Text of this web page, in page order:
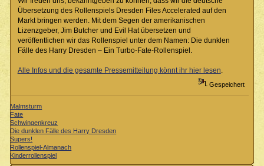
Übersetzung des Rollenspiels Dresden Files Accelerated auf den
Markt bringen werden. Mit dem Segen der amerikanischen
Lizenzgeber, Jim Butcher und Evil Hat übersetzen und
veröffentlichen wir das Rollenspiel unter dem Namen: Die dunklen
Fälle des Harry Dresden – Ein Turbo-Fate-Rollenspiel.
Alle Infos und die gesamte Pressemitteilung könnt ihr hier lesen.
Gespeichert
Malmsturm
Fate
Schwingenkreuz
Die dunklen Fälle des Harry Dresden
Supers!
Rollenspiel-Almanach
Kinderrollenspiel